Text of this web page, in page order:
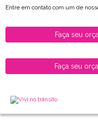
Entre em contato com um de
Faça seu
Faça seu